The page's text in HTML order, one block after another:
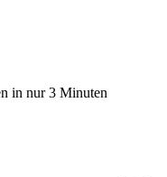
in nur 3 Minuten